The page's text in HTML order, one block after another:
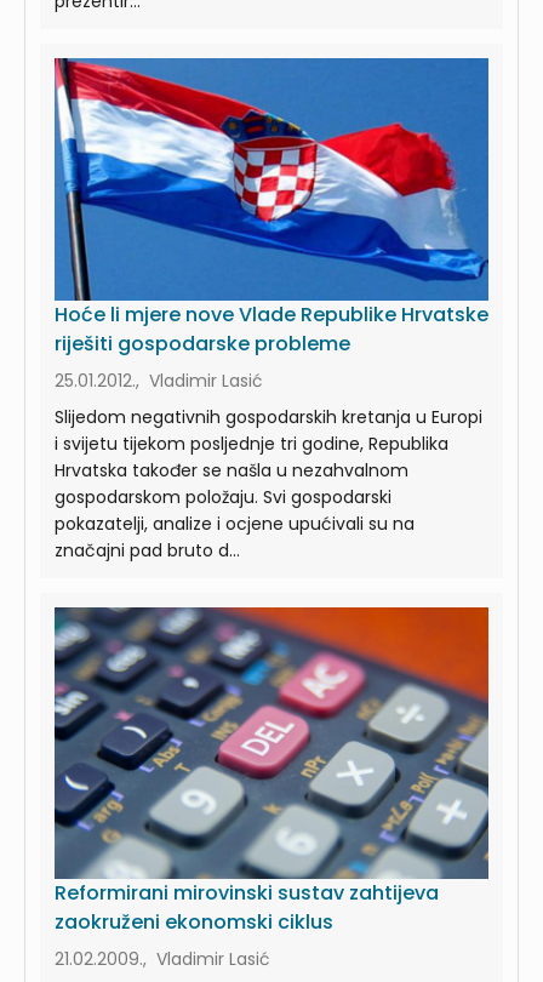
Hoće li mjere nove Vlade Republike Hrvatske
riješiti gospodarske probleme
25.01.2012., Vladimir Lasić
Slijedom negativnih gospodarskih kretanja u Europi
i svijetu tijekom posljednje tri godine, Republika
Hrvatska također se našla u nezahvalnom
gospodarskom položaju. Svi gospodarski
pokazatelji, analize i ocjene upućivali su na
značajni pad bruto d...
Reformirani mirovinski sustav zahtijeva
zaokruženi ekonomski ciklus
21.02.2009., Vladimir Lasić